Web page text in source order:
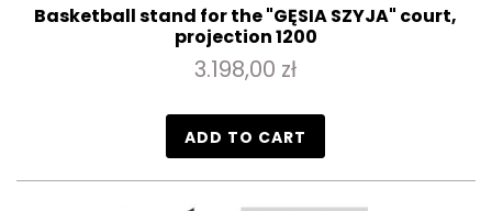
Basketball stand for the "GĘSIA SZYJA" court,
projection 1200
3.198,00 zł
ADD TO CART